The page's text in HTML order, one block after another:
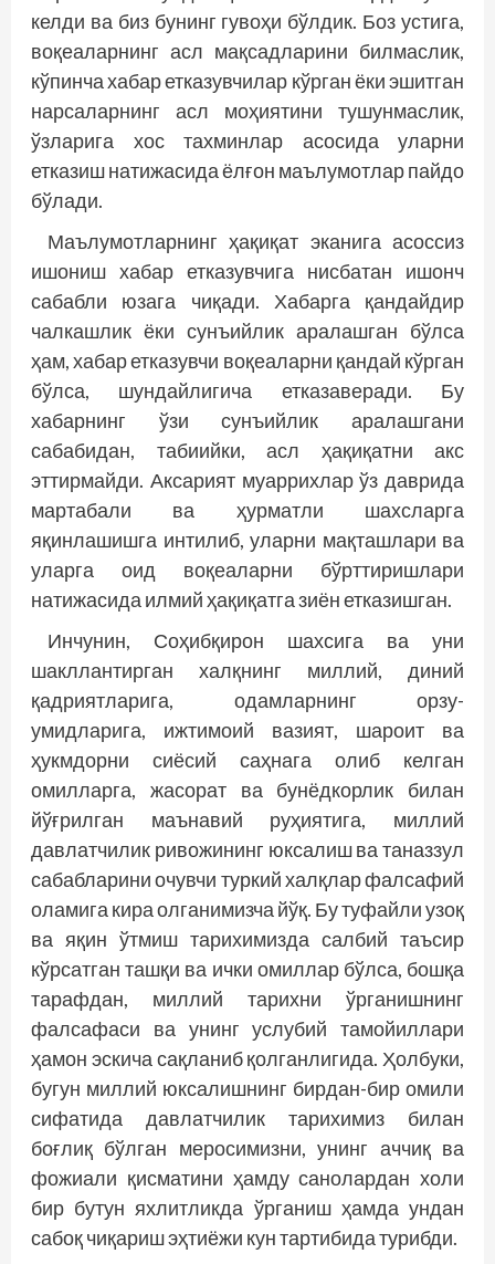
келди ва биз бунинг гувоҳи бўлдик. Боз устига,
воқеаларнинг асл мақсадларини билмаслик,
кўпинча хабар етказувчилар кўрган ёки эшитган
нарсаларнинг асл моҳиятини тушунмаслик,
ўзларига хос тахминлар асосида уларни
етказиш натижасида ёлғон маълумотлар пайдо
бўлади.
Маълумотларнинг ҳақиқат эканига асоссиз
ишониш хабар етказувчига нисбатан ишонч
сабабли юзага чиқади. Хабарга қандайдир
чалкашлик ёки сунъийлик аралашган бўлса
ҳам, хабар етказувчи воқеаларни қандай кўрган
бўлса, шундайлигича етказаверади. Бу
хабарнинг ўзи сунъийлик аралашгани
сабабидан, табиийки, асл ҳақиқатни акс
эттирмайди. Аксарият муаррихлар ўз даврида
мартабали ва ҳурматли шахсларга
яқинлашишга интилиб, уларни мақташлари ва
уларга оид воқеаларни бўрттиришлари
натижасида илмий ҳақиқатга зиён етказишган.
Инчунин, Соҳибқирон шахсига ва уни
шакллантирган халқнинг миллий, диний
қадриятларига, одамларнинг орзу-
умидларига, ижтимоий вазият, шароит ва
ҳукмдорни сиёсий саҳнага олиб келган
омилларга, жасорат ва бунёдкорлик билан
йўғрилган маънавий руҳиятига, миллий
давлатчилик ривожининг юксалиш ва таназзул
сабабларини очувчи туркий халқлар фалсафий
оламига кира олганимизча йўқ. Бу туфайли узоқ
ва яқин ўтмиш тарихимизда салбий таъсир
кўрсатган ташқи ва ички омиллар бўлса, бошқа
тарафдан, миллий тарихни ўрганишнинг
фалсафаси ва унинг услубий тамойиллари
ҳамон эскича сақланиб қолганлигида. Ҳолбуки,
бугун миллий юксалишнинг бирдан-бир омили
сифатида давлатчилик тарихимиз билан
боғлиқ бўлган меросимизни, унинг аччиқ ва
фожиали қисматини ҳамду санолардан холи
бир бутун яхлитликда ўрганиш ҳамда ундан
сабоқ чиқариш эҳтиёжи кун тартибида турибди.